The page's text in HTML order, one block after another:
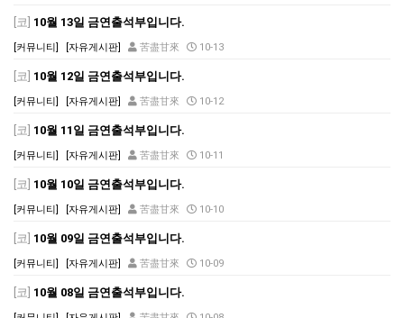
[코] 10월 13일 금연출석부입니다.
[커뮤니티] [자유게시판] 苦盡甘來 10-13
[코] 10월 12일 금연출석부입니다.
[커뮤니티] [자유게시판] 苦盡甘來 10-12
[코] 10월 11일 금연출석부입니다.
[커뮤니티] [자유게시판] 苦盡甘來 10-11
[코] 10월 10일 금연출석부입니다.
[커뮤니티] [자유게시판] 苦盡甘來 10-10
[코] 10월 09일 금연출석부입니다.
[커뮤니티] [자유게시판] 苦盡甘來 10-09
[코] 10월 08일 금연출석부입니다.